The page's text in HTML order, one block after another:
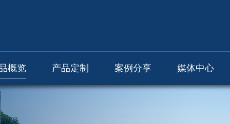
概览 产品定制 案例分享 媒体中心